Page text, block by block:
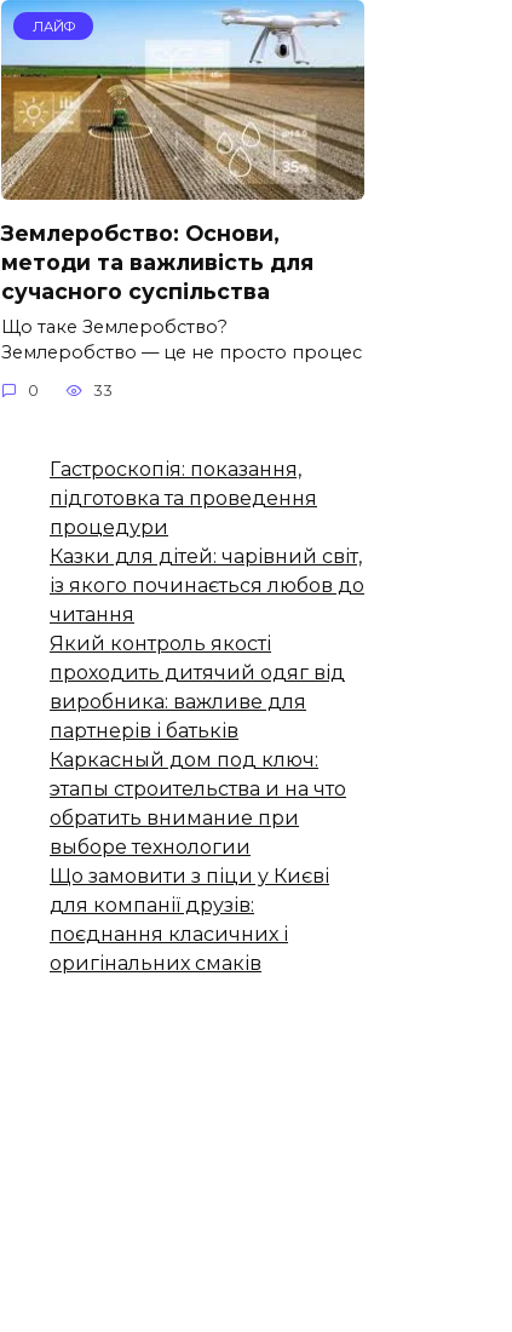
ЛАЙФ
Землеробство: Основи,
методи та важливість для
сучасного суспільства
Що таке Землеробство?
Землеробство — це не просто процес
0 33
Гастроскопія: показання,
підготовка та проведення
процедури
Казки для дітей: чарівний світ,
із якого починається любов до
читання
Який контроль якості
проходить дитячий одяг від
виробника: важливе для
партнерів і батьків
Каркасный дом под ключ:
этапы строительства и на что
обратить внимание при
выборе технологии
Що замовити з піци у Києві
для компанії друзів:
поєднання класичних і
оригінальних смаків